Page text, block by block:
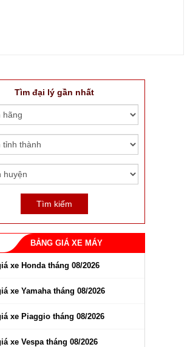
Tìm đại lý gần nhất
BẢNG GIÁ XE MÁY
xe Honda tháng 08/2026
xe Yamaha tháng 08/2026
xe Piaggio tháng 08/2026
xe Vespa tháng 08/2026